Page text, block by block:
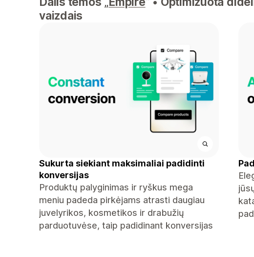
vaizdais
Sukurta siekiant maksimaliai padidinti
konversijas
Produktų palyginimas ir ryškus mega
meniu padeda pirkėjams atrasti daugiau
juvelyrikos, kosmetikos ir drabužių
parduotuvėse, taip padidinant konversijas